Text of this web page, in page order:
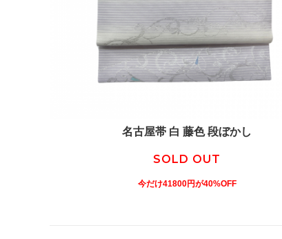
名古屋帯 白 藤色 段ぼかし
SOLD OUT
今だけ41800円が40%OFF